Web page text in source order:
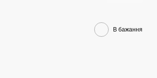
В бажання